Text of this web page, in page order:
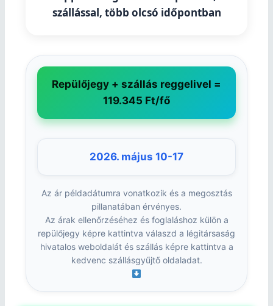
szállással, több olcsó időpontban
Repülőjegy + szállás reggelivel =
119.345 Ft/fő
2026. május 10-17
Az ár példadátumra vonatkozik és a megosztás
pillanatában érvényes.
Az árak ellenőrzéséhez és foglaláshoz külön a
repülőjegy képre kattintva válaszd a légitársaság
hivatalos weboldalát és szállás képre kattintva a
kedvenc szállásgyűjtő oldaladat.